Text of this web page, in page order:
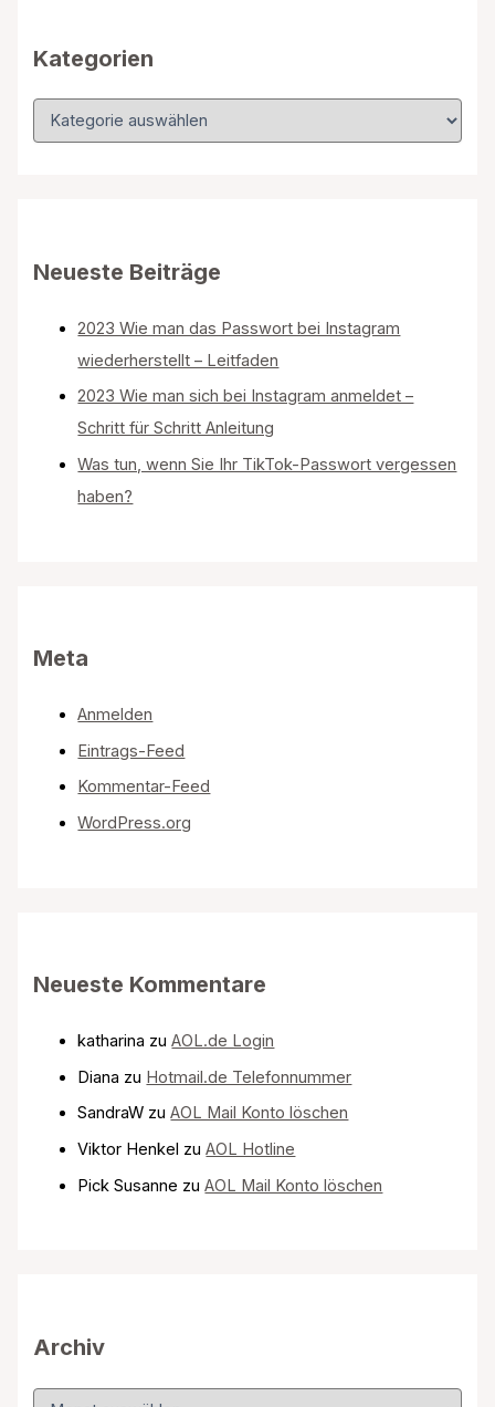
:Kategorien
K
i
eNeueste Beiträge
2023 Wie man das Passwort bei Instagram
wiederherstellt – Leitfaden
2023 Wie man sich bei Instagram anmeldet –
Schritt für Schritt Anleitung
Was tun, wenn Sie Ihr TikTok-Passwort vergessen
haben?
Meta
Anmelden
Eintrags-Feed
Kommentar-Feed
WordPress.org
Neueste Kommentare
katharina zuAOL.de Login
Diana zu Hotmail.de Telefonnummer
SandraW zuAOL Mail Konto löschen
Viktor Henkel zuAOL Hotline
Pick Susanne zuAOL Mail Konto löschen
Archiv
A